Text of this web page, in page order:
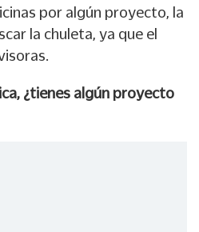
por algún proyecto, la
la chuleta, ya que el
¿tienes algún proyecto